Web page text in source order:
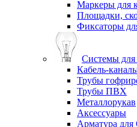
Маркеры для
Площадки,
Фиксаторы
Системы для
Кабель-
Трубы
Трубы ПВХ
Металлорукав
Аксессуары
Арматура